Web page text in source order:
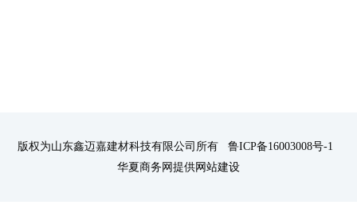
版权为山东鑫迈嘉建材科技有限公司所有 鲁ICP备16003008号-1
华夏商务网提供网站建设